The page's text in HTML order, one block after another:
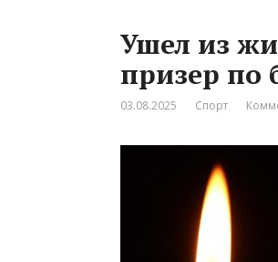
Ушел из
призер по
03.08.2025 Спорт